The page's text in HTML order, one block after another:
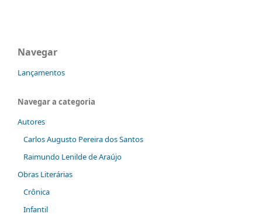
Navegar
Lançamentos
Navegar a categoria
Autores
Carlos Augusto Pereira dos Santos
Raimundo Lenilde de Araújo
Obras Literárias
Crônica
Infantil